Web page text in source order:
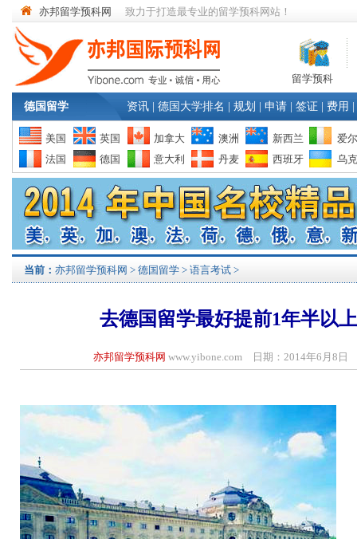
亦邦留学预科网 致力于打造最专业的留学预科网站！
留学预科
德国留学 资讯 德国大学排名 规划 申请 签证 费用
美国 英国 加拿大 澳洲 新西兰
爱
法国
德国 意大利 丹麦 西班牙 乌
当前： 亦邦留学预科网 > 德国留学 > 语言考试 >
去德国留学最好提前1年半以
亦邦留学预科网 www.yibone.com 日期：2014年6月8日